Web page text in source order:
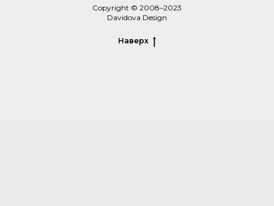
Copyright © 2008–2023
Davidova Design
Наверх